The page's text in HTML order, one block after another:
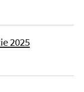
2025